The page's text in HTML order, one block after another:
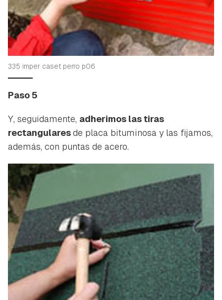
Guardar como favorito
Para poder guardar como favorito, primero has de
iniciar sesión con tu cuenta de Hogarmanía.
INICIAR SESIÓN CANCELAR
335 imper caset perro p06
Paso 5
Y, seguidamente, adherimos las tiras
rectangularesde placa bituminosa y las fijamos,
además, con puntas de acero.
Contenido enviado
Gracias por suscribirte a nuestro boletín.
ACEPTAR